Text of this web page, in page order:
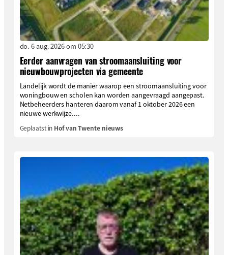
do. 6 aug. 2026 om 05:30
Eerder aanvragen van stroomaansluiting voor
nieuwbouwprojecten via gemeente
Landelijk wordt de manier waarop een stroomaansluiting voor
woningbouw en scholen kan worden aangevraagd aangepast.
Netbeheerders hanteren daarom vanaf 1 oktober 2026 een
nieuwe werkwijze....
Geplaatst in Hof van Twente nieuws